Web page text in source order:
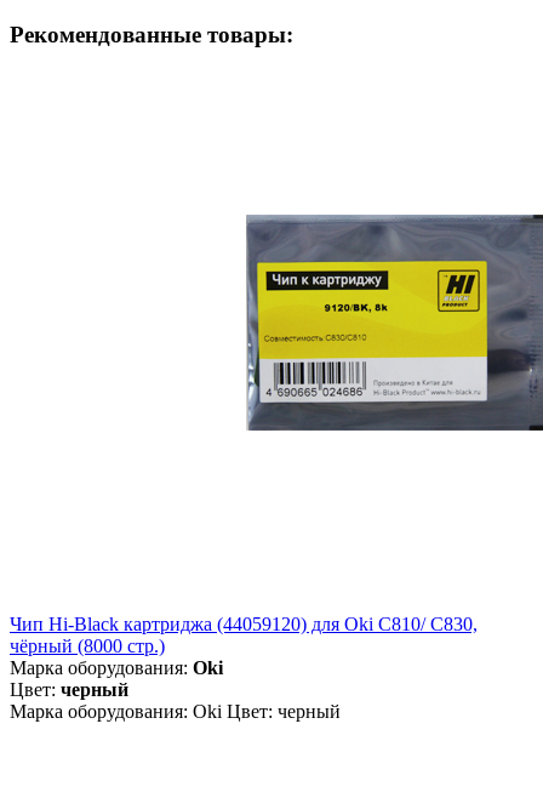
Рекомендованные товары:
Чип Hi-Black картриджа (44059120) для Oki C810/ C830,
чёрный (8000 стр.)
Марка оборудования: Oki
Цвет: черный
Марка оборудования: Oki Цвет: черный